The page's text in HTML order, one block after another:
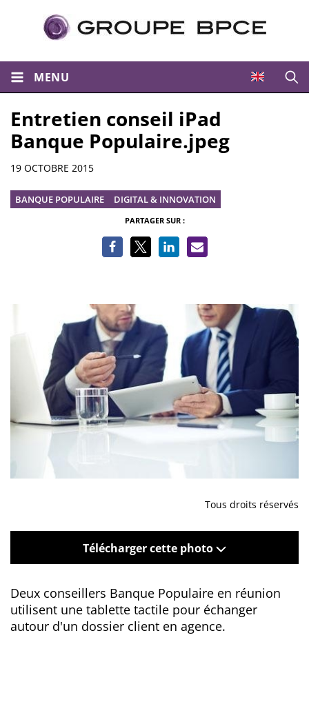
MENU
Entretien conseil iPad
Banque Populaire.jpeg
Informations
19 OCTOBRE 2015
BANQUE POPULAIRE DIGITAL & INNOVATION
PARTAGER SUR :
Tous droits réservés
Télécharger cette photo
Deux conseillers Banque Populaire en réunion
utilisent une tablette tactile pour échanger
autour d'un dossier client en agence.